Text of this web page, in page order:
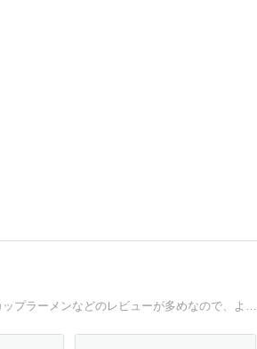
４０代男の食べたもの、作った料理などを公開しているブログです。冷食やレトルト、カップラーメンなどのレビューが多めなので、よろしくお願いします。